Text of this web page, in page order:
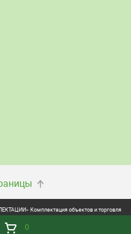
0
Комплектация объектов и торговля
сайтов.